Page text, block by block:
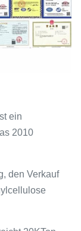
ein
2010
den Verkauf